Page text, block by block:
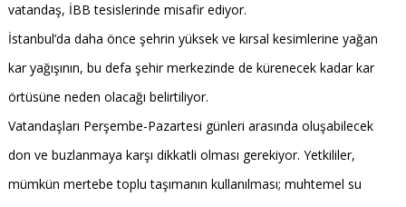
vatandaş, İBB tesislerinde misafir ediyor.
İstanbul’da daha önce şehrin yüksek ve kırsal kesimlerine yağan
kar yağışının, bu defa şehir merkezinde de kürenecek kadar kar
örtüsüne neden olacağı belirtiliyor.
Vatandaşları Perşembe-Pazartesi günleri arasında oluşabilecek
don ve buzlanmaya karşı dikkatli olması gerekiyor. Yetkililer,
mümkün mertebe toplu taşımanın kullanılması; muhtemel su